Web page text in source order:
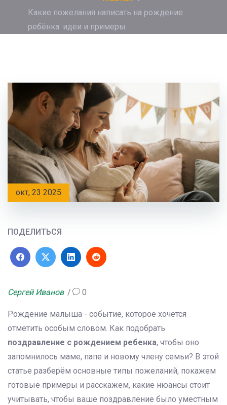
Какие пожелания написать на рождение
ребёнка: идеи и примеры
окт, 23 2025
ПОДЕЛИТЬСЯ
Сергей Иванов 0
Рождение малыша - событие, которое хочется
отметить особым словом. Как подобрать
поздравление с рождением ребенка, чтобы оно
запомнилось маме, папе и новому члену семьи? В этой
статье разберём основные типы пожеланий, покажем
готовые примеры и расскажем, какие нюансы стоит
учитывать, чтобы ваше поздравление было уместным